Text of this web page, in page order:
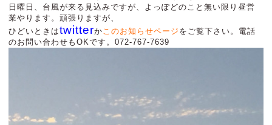
日曜日、台風が来る見込みですが、よっぽどのこと無い限り昼営
業やります。頑張りますが、
ひどいときはtwitterか このお知らせページ をご覧下さい。電話
のお問い合わせもOKです。072-767-7639